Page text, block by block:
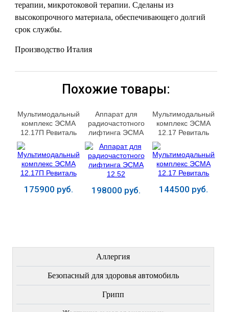
терапии, микротоковой терапии. Сделаны из
высокопрочного материала, обеспечивающего долгий
срок службы.
Производство Италия
Похожие товары:
Мультимодальный
комплекс ЭСМА
12.17П Ревиталь
175900 руб.
Аппарат для
радиочастотного
лифтинга ЭСМА
198000 руб.
Мультимодальный
комплекс ЭСМА
12.17 Ревиталь
144500 руб.
Аллергия
Безопасный для здоровья автомобиль
Грипп